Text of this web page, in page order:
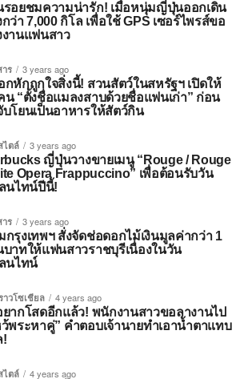
รอยชมความน่ารัก! เมื่อหนุ่มญี่ปุ่นออกเดิน
ว่า 7,000 กิโล เพื่อใช้ GPS เซอร์ไพรส์ขอ
งานแฟนสาว
ร 3 years ago
กหักถูกใจสิ่งนี้! สวนสัตว์ในสหรัฐฯ เปิดให้
น “ตั้งชื่อแมลงสาบด้วยชื่อแฟนเก่า” ก่อน
บโยนเป็นอาหารให้สัตว์กิน
ไตล์ 3 years ago
ญี่ปุ่นวางขายเมนู “Rouge / Rouge
Opera Frappuccino” เพื่อต้อนรับวัน
ลนไทน์ปีนี้!
ร 3 years ago
กรุงเทพฯ สั่งจัดช่อดอกไม้เงินมูลค่ากว่า 1
บาทให้แฟนสาวราชบุรีเนื่องในวัน
นไทน์
าวโซเชียล 4 years ago
ยากโสดอีกแล้ว! พนักงานสาวขอลางานไป
ว้พระหาคู่” คำตอบเจ้านายทำเอาน้ำตาแทบ
!
ไตล์ 4 years ago